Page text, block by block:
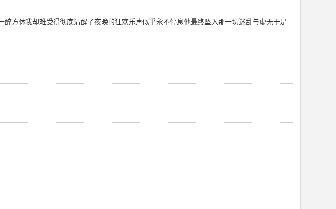
方休我却难受得彻底清醒了夜晚的狂欢乐声似乎永不停息他最终坠入那一切迷乱与虚无于是